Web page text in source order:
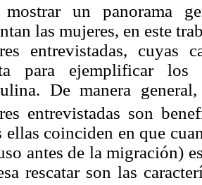
mostrar un panorama
las mujeres, en este
entrevistadas, cuyas
para ejemplificar
De manera
entrevistadas son
ellas coinciden en que
antes de la migración)
rescatar son las